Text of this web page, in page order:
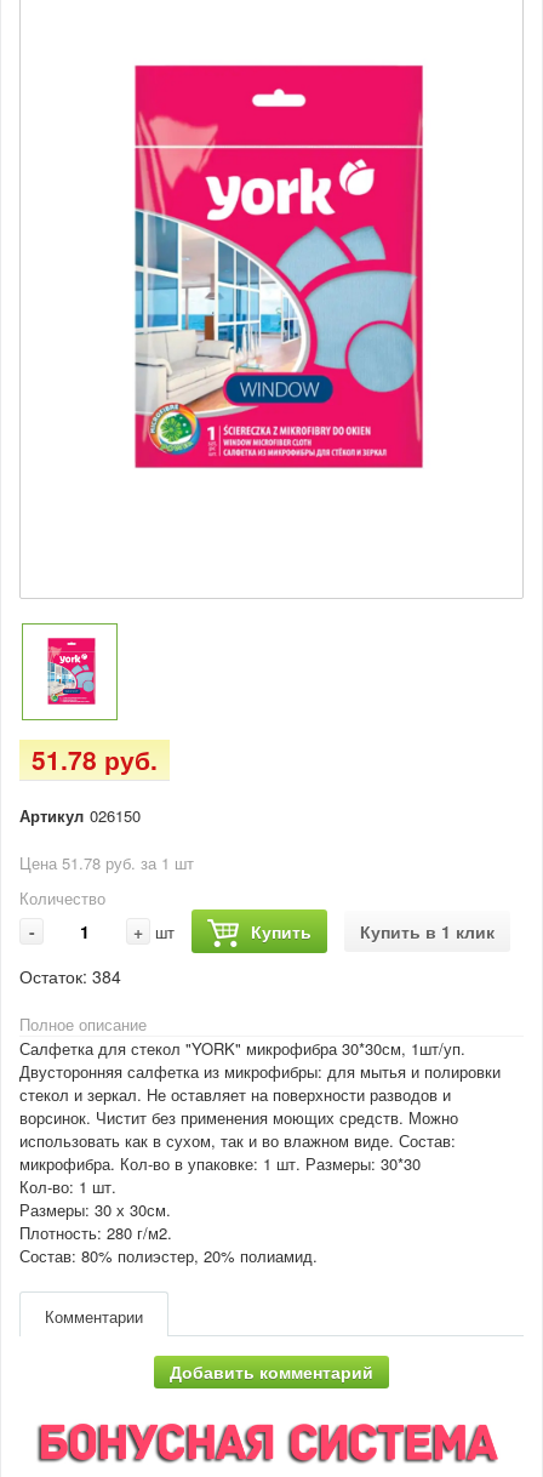
51.78 руб.
Артикул 026150
Цена 51.78 руб. за 1 шт
Количество
- + шт Купить
Купить в 1 клик
Остаток: 384
Полное описание
Салфетка для стекол "YORK" микрофибра 30*30см, 1шт/уп.
Двусторонняя салфетка из микрофибры: для мытья и полировки
стекол и зеркал. Не оставляет на поверхности разводов и
ворсинок. Чистит без применения моющих средств. Можно
использовать как в сухом, так и во влажном виде. Состав:
микрофибра. Кол-во в упаковке: 1 шт. Размеры: 30*30
Кол-во: 1 шт.
Размеры: 30 х 30см.
Плотность: 280 г/м2.
Состав: 80% полиэстер, 20% полиамид.
Комментарии
Добавить комментарий